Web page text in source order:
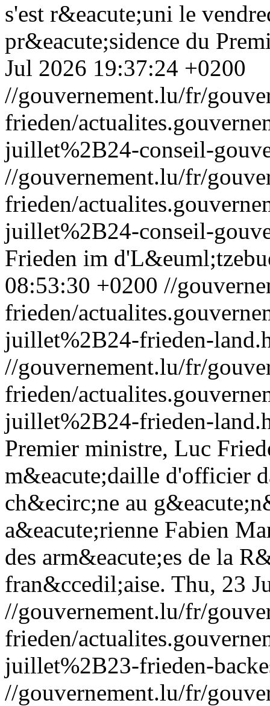
s'est r&eacute;uni le
pr&eacute;sidence du
Jul 2026 19:37:24 +0200
//gouvernement.lu/fr/
frieden/
juillet%2B24-conseil-
//gouvernement.lu/fr/
frieden/
juillet%2B24-conseil-
Frieden im
08:53:30 +0200 //
frieden/
juillet%2B24-frieden-
//gouvernement.lu/fr/
frieden/
juillet%2B24-frieden-
Premier ministre, Luc
m&eacute;daille d'officier
ch&ecirc;ne au
a&eacute;rienne Fabien
des arm&eacute;es de la
fran&ccedil;aise. Thu, 23
//gouvernement.lu/fr/
frieden/
juillet%2B23-frieden-
//gouvernement.lu/fr/